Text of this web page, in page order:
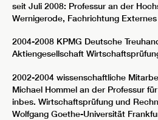
seit Juli 2008: Professur an der
Wernigerode, Fachrichtung
2004-2008 KPMG Deutsche
Aktiengesellschaft
2002-2004 wissenschaftliche
Michael Hommel an der Professur
inbes. Wirtschaftsprüfung und
Wolfgang Goethe-Universität